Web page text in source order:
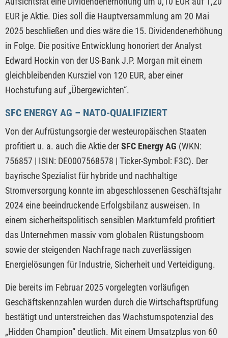
EUR je Aktie. Dies soll die Hauptversammlung am 20 Mai
2025 beschließen und dies wäre die 15. Dividendenerhöhung
in Folge. Die positive Entwicklung honoriert der Analyst
Edward Hockin von der US-Bank J.P. Morgan mit einem
gleichbleibenden Kursziel von 120 EUR, aber einer
Hochstufung auf „Übergewichten“.
SFC ENERGY AG – NATO-QUALIFIZIERT
Von der Aufrüstungsorgie der westeuropäischen Staaten
profitiert u. a. auch die Aktie derSFC Energy AG (WKN:
756857 | ISIN: DE0007568578 | Ticker-Symbol: F3C). Der
bayrische Spezialist für hybride und nachhaltige
Stromversorgung konnte im abgeschlossenen Geschäftsjahr
2024 eine beeindruckende Erfolgsbilanz ausweisen. In
einem sicherheitspolitisch sensiblen Marktumfeld profitiert
das Unternehmen massiv vom globalen Rüstungsboom
sowie der steigenden Nachfrage nach zuverlässigen
Energielösungen für Industrie, Sicherheit und Verteidigung.
Die bereits im Februar 2025 vorgelegten vorläufigen
Geschäftskennzahlen wurden durch die Wirtschaftsprüfung
bestätigt und unterstreichen das Wachstumspotenzial des
„Hidden Champion“ deutlich. Mit einem Umsatzplus von 60